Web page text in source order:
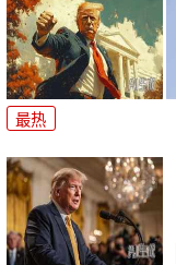
最热